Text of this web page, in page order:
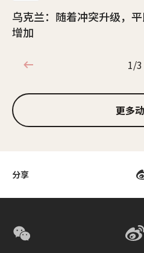
分享
乌克兰：随着冲突升级，
增加
1/3
1/3
更多